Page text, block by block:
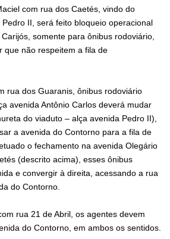
com rua dos Caetés, vindo do
II, será feito bloqueio operacional
somente para ônibus rodoviário,
que não respeitem a fila de
rua dos Guaranis, ônibus rodoviário
avenida Antônio Carlos deverá mudar
do viaduto – alça avenida Pedro II),
a avenida do Contorno para a fila de
o fechamento na avenida Olegário
(descrito acima), esses ônibus
e convergir à direita, acessando a rua
do Contorno.
rua 21 de Abril, os agentes devem
do Contorno, em ambos os sentidos.